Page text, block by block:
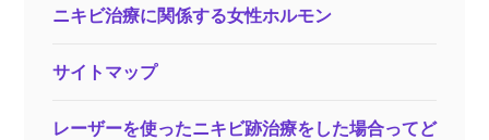
ニキビ治療に関係する女性ホルモン
サイトマップ
レーザーを使ったニキビ跡治療をした場合ってど